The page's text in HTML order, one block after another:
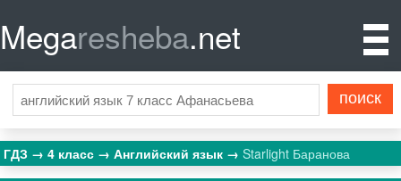
Megaresheba.net
ГДЗ 4 класс Английский язык Starlight Баранова